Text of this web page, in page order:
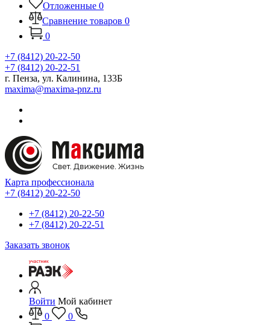
Отложенные 0
Сравнение товаров 0
0
+7 (8412) 20-22-50
+7 (8412) 20-22-51
г. Пенза, ул. Калинина, 133Б
maxima@maxima-pnz.ru
Карта профессионала
+7 (8412) 20-22-50
+7 (8412) 20-22-50
+7 (8412) 20-22-51
Заказать звонок
Войти Мой кабинет
0
0